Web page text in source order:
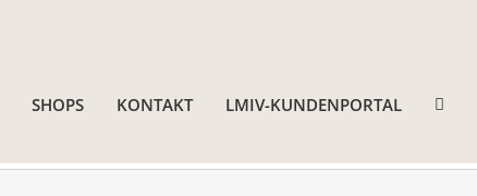
SHOPS KONTAKT LMIV-KUNDENPORTAL